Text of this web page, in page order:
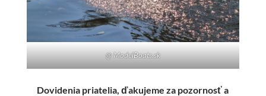
@ ModelBoats.sk
Dovidenia priatelia, ďakujeme za pozornosť a